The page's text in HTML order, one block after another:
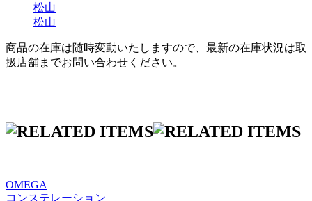
松山
松山
商品の在庫は随時変動いたしますので、最新の在庫状況は取
扱店舗までお問い合わせください。
OMEGA
コンステレーション